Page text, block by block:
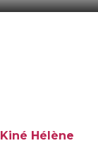
Kiné Hélène